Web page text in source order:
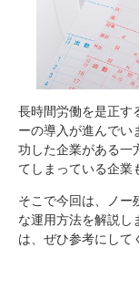
長時間労働を是正す
ーの導入が進んでい
功した企業がある一
てしまっている企業
そこで今回は、ノー
な運用方法を解説し
は、ぜひ参考にして